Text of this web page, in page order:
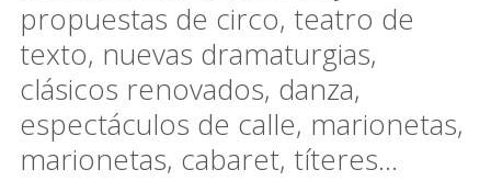
propuestas de circo, teatro de
texto, nuevas dramaturgias,
clásicos renovados, danza,
espectáculos de calle, marionetas,
marionetas, cabaret, títeres…